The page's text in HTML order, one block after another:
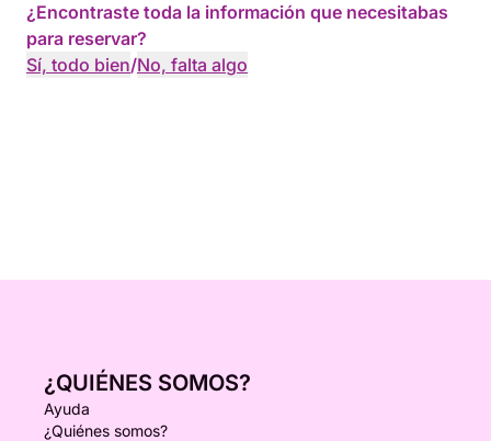
¿Encontraste toda la información que necesitabas
para reservar?
Sí, todo bien/No, falta algo
¿QUIÉNES SOMOS?
Ayuda
¿Quiénes somos?